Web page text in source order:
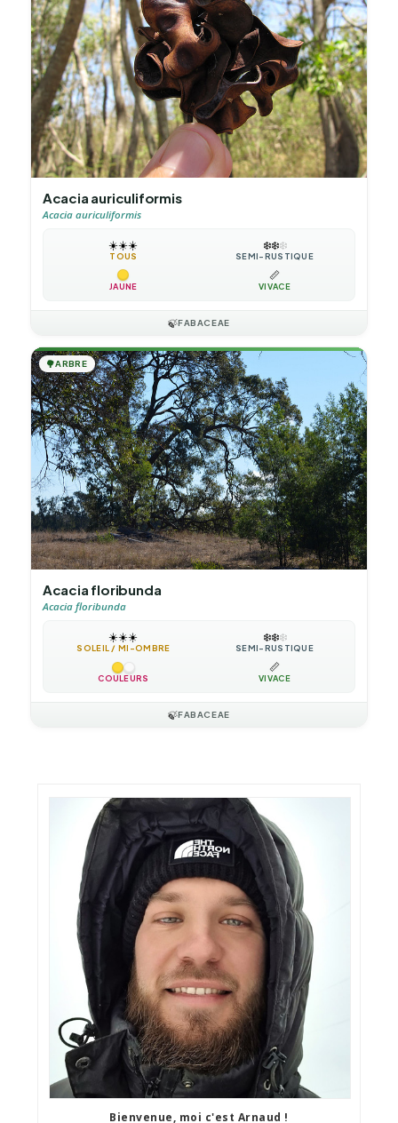
Acacia auriculiformis
Acacia auriculiformis
☀️☀️☀️
TOUS
❄️❄️❄️
SEMI-RUSTIQUE
JAUNE
📏
VIVACE
🍃FABACEAE
🌳ARBRE
Acacia floribunda
Acacia floribunda
☀️☀️☀️
SOLEIL / MI-OMBRE
❄️❄️❄️
SEMI-RUSTIQUE
COULEURS
📏
VIVACE
🍃FABACEAE
Bienvenue, moi c'est Arnaud !